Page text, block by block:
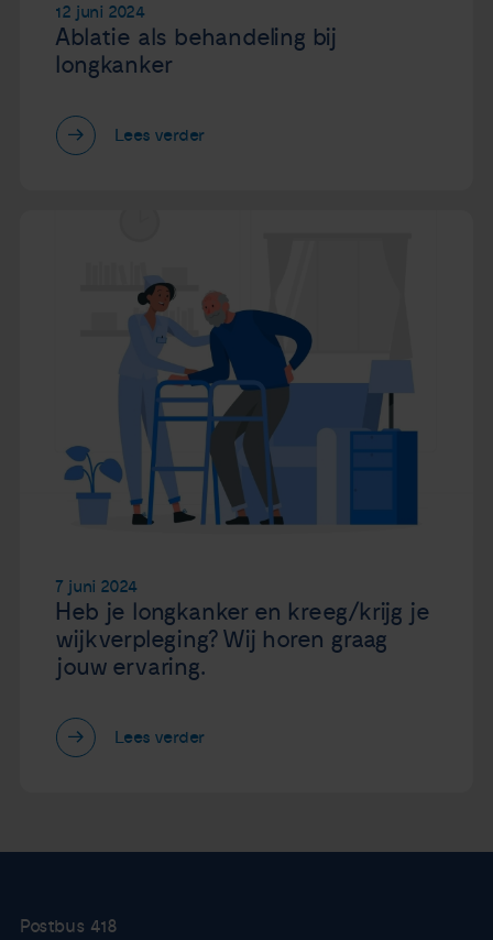
12 juni 2024
Ablatie als behandeling bij
longkanker
Lees verder
7 juni 2024
Heb je longkanker en kreeg/krijg je
wijkverpleging? Wij horen graag
jouw ervaring.
Lees verder
Postbus 418